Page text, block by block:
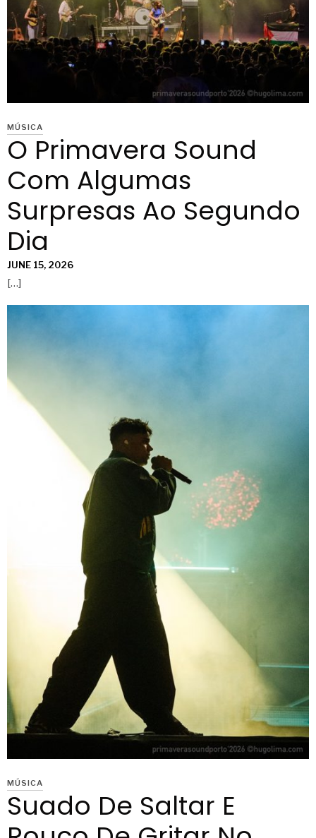
MÚSICA
O Primavera Sound
Com Algumas
Surpresas Ao Segundo
Dia
JUNE 15, 2026
[…]
MÚSICA
Suado De Saltar E